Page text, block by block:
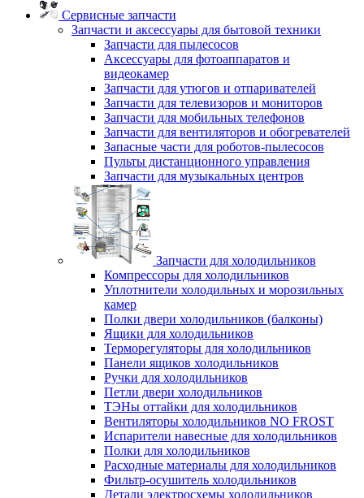
Сервисные запчасти
Запчасти и аксессуары для бытовой техники
Запчасти для пылесосов
Аксессуары для фотоаппаратов и
видеокамер
Запчасти для утюгов и отпаривателей
Запчасти для телевизоров и мониторов
Запчасти для мобильных телефонов
Запчасти для вентиляторов и обогревателей
Запасные части для роботов-пылесосов
Пульты дистанционного управления
Запчасти для музыкальных центров
Запчасти для холодильников
Компрессоры для холодильников
Уплотнители холодильных и морозильных
камер
Полки двери холодильников (балконы)
Ящики для холодильников
Терморегуляторы для холодильников
Панели ящиков холодильников
Ручки для холодильников
Петли двери холодильников
ТЭНы оттайки для холодильников
Вентиляторы холодильников NO FROST
Испарители навесные для холодильников
Полки для холодильников
Расходные материалы для холодильников
Фильтр-осушитель холодильников
Детали электросхемы холодильников